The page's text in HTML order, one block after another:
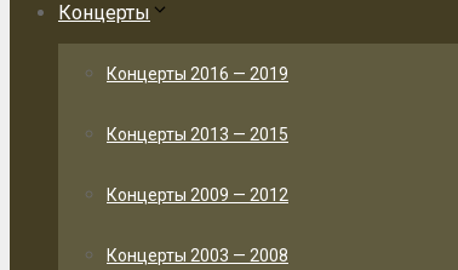
Концерты
Концерты 2016 — 2019
Концерты 2013 — 2015
Концерты 2009 — 2012
Концерты 2003 — 2008